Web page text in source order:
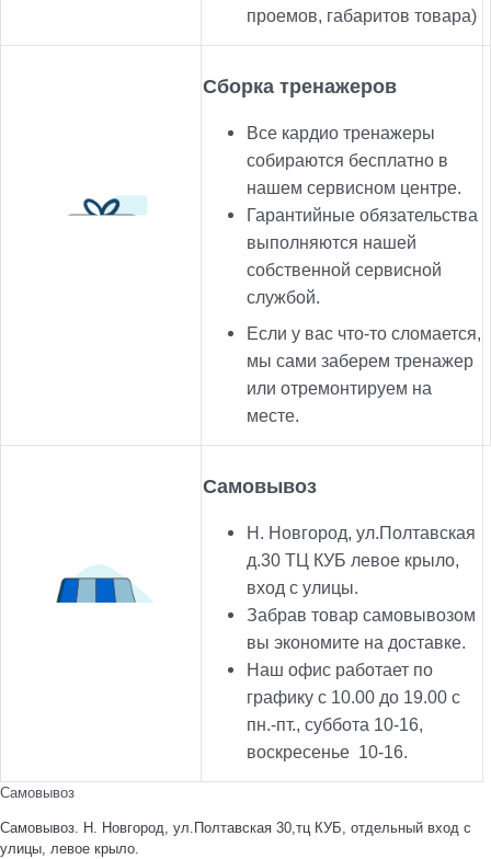
проемов, габаритов товара)
Сборка тренажеров
Все кардио тренажеры
собираются бесплатно в
нашем сервисном центре.
Гарантийные обязательства
выполняются нашей
собственной сервисной
службой.
Если у вас что-то сломается,
мы сами заберем тренажер
или отремонтируем на
месте.
Самовывоз
Н. Новгород, ул.Полтавская
д.30 ТЦ КУБ левое крыло,
вход с улицы.
Забрав товар самовывозом
вы экономите на доставке.
Наш офис работает по
графику с 10.00 до 19.00 с
пн.-пт., суббота 10-16,
воскресенье 10-16.
Самовывоз
Самовывоз. Н. Новгород, ул.Полтавская 30,тц КУБ, отдельный вход с
улицы, левое крыло.